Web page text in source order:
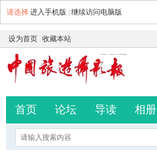
请选择 进入手机版 继续访问电脑版
设为首页 收藏本站
首页 论坛 导读 相册